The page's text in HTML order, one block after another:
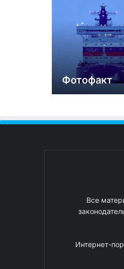
Фотофакт
Все
Интернет-